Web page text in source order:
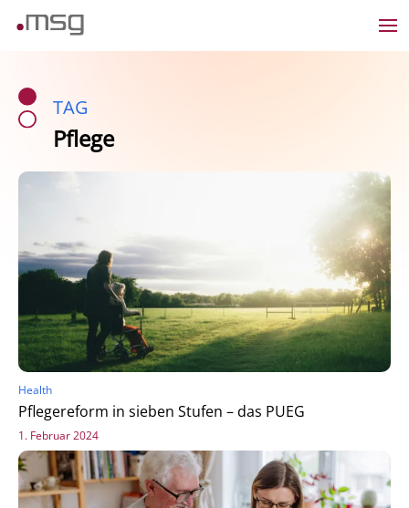
TAG
Pflege
Health
Pflegereform in sieben Stufen – das PUEG
1. Februar 2024